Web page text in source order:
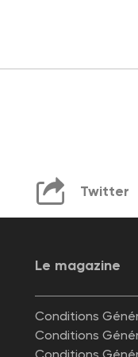
Twitter
Le magazine
Conditions
Conditions